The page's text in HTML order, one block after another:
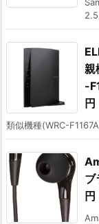
-
円
類似機種(WRC-
ブ
円